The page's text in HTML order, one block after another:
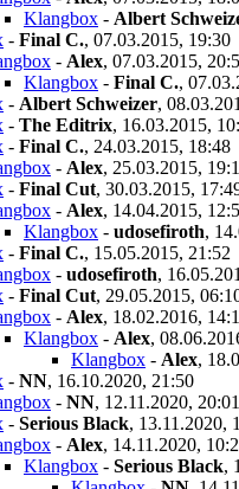
Klangbox - Albert
- Final C., 07.03.2015, 19:30
- Alex, 07.03.2015,
Klangbox - Final C.,
- Albert Schweizer,
- The Editrix, 16.03.2015,
- Final C., 24.03.2015, 18:48
- Alex, 25.03.2015,
- Final Cut, 30.03.2015,
- Alex, 14.04.2015,
Klangbox - udosefiroth,
- Final C., 15.05.2015, 21:52
- udosefiroth,
- Final Cut, 29.05.2015,
- Alex, 18.02.2016,
Klangbox - Alex,
Klangbox - Alex,
- NN, 16.10.2020, 21:50
- NN, 12.11.2020, 20:01
- Serious Black, 13.11.2020,
- Alex, 14.11.2020,
Klangbox - Serious Black,